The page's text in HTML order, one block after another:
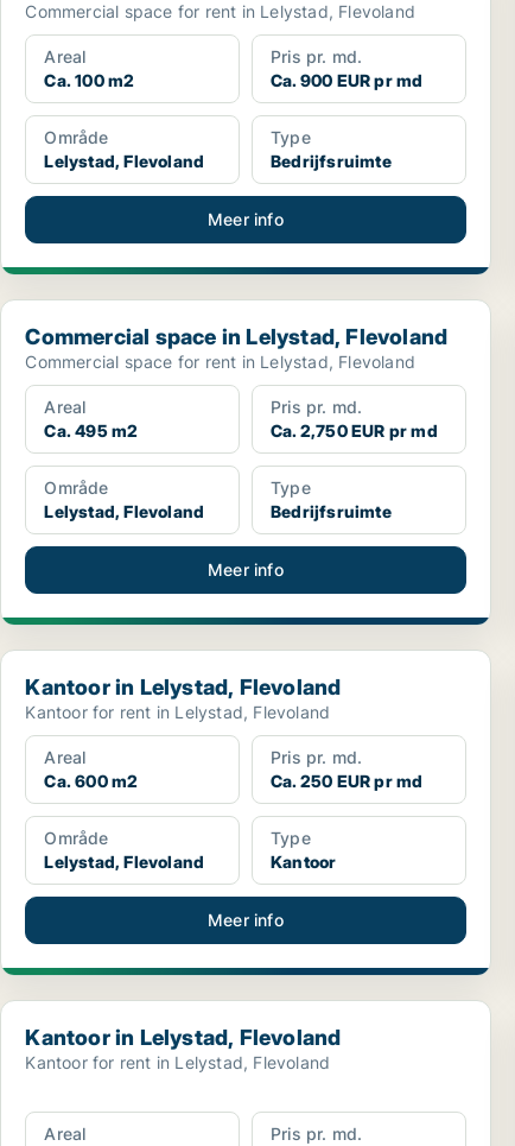
Commercial space for rent in Lelystad, Flevoland
Areal
Ca. 100 m2
Pris pr. md.
Ca. 900 EUR pr md
Område
Lelystad, Flevoland
Type
Bedrijfsruimte
Meer info
Commercial space in Lelystad, Flevoland
Commercial space in Lelystad, Flevoland
Commercial space for rent in Lelystad, Flevoland
Areal
Ca. 495 m2
Pris pr. md.
Ca. 2,750 EUR pr md
Område
Lelystad, Flevoland
Type
Bedrijfsruimte
Meer info
Kantoor in Lelystad, Flevoland
Kantoor in Lelystad, Flevoland
Kantoor for rent in Lelystad, Flevoland
Areal
Ca. 600 m2
Pris pr. md.
Ca. 250 EUR pr md
Område
Lelystad, Flevoland
Type
Kantoor
Meer info
Kantoor in Lelystad, Flevoland
Kantoor in Lelystad, Flevoland
Kantoor for rent in Lelystad, Flevoland
Areal
Pris pr. md.